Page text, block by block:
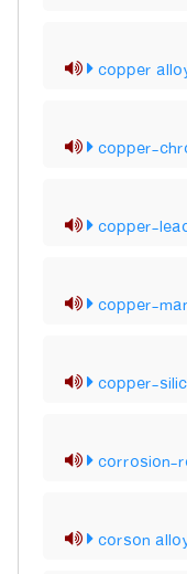
copper
copper-
copper-
copper-
copper-
corrosion-
corson